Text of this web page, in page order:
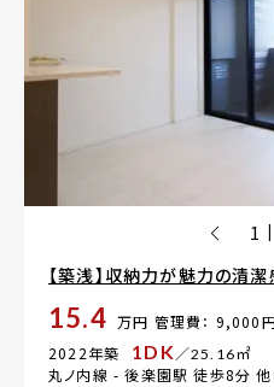
1 |
【築浅】収納力が魅力の清
15.4 万円 管理費： 9,000
2022年築
1DK／25.16㎡
丸ノ内線 -後楽園駅 徒歩8分